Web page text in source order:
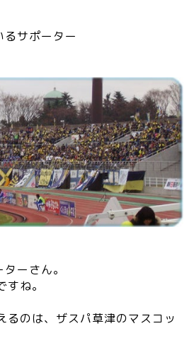
サポーター
ーさん。
ね。
るのは、ザスパ草津のマスコッ